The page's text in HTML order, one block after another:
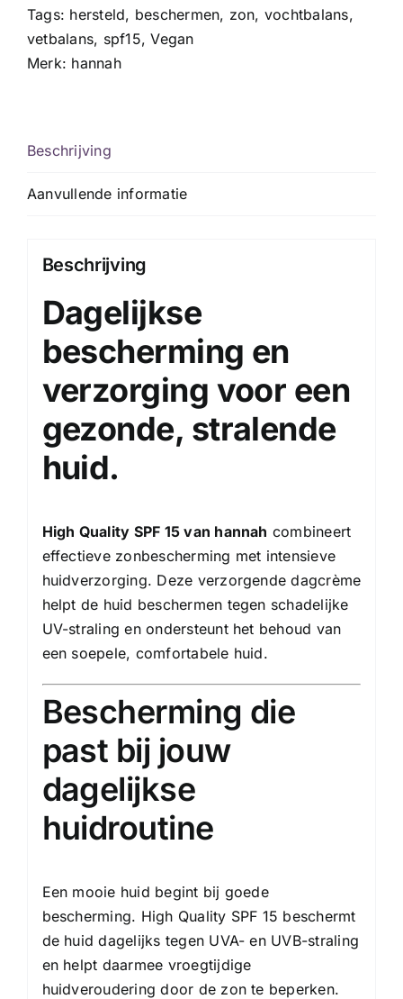
Tags: hersteld, beschermen, zon, vochtbalans,
vetbalans, spf15,Vegan
Merk: hannah
Beschrijving
Aanvullende informatie
Beschrijving
Dagelijkse
bescherming en
verzorging voor een
gezonde, stralende
huid.
High Quality SPF 15 van hannah combineert
effectieve zonbescherming met intensieve
huidverzorging. Deze verzorgende dagcrème
helpt de huid beschermen tegen schadelijke
UV-straling en ondersteunt het behoud van
een soepele, comfortabele huid.
Bescherming die
past bij jouw
dagelijkse
huidroutine
Een mooie huid begint bij goede
bescherming. High Quality SPF 15 beschermt
de huid dagelijks tegen UVA- en UVB-straling
en helpt daarmee vroegtijdige
huidveroudering door de zon te beperken.